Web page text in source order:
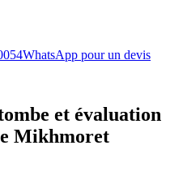
WhatsApp pour un devis
et évaluation
Mikhmoret